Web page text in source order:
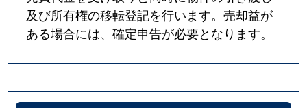
及び所有権の移転登記を行います。売却益が
ある場合には、確定申告が必要となります。